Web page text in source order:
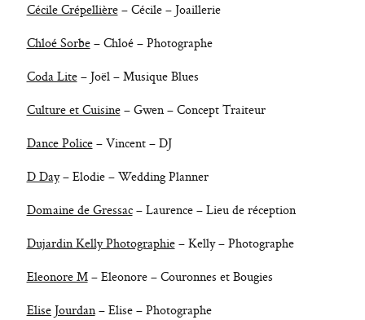
Cécile Crépellière– Cécile – Joaillerie
Chloé Sorbe– Chloé – Photographe
Coda Lite– Joël – Musique Blues
Culture et Cuisine– Gwen – Concept Traiteur
Dance Police– Vincent – DJ
D Day– Elodie – Wedding Planner
Domaine de Gressac– Laurence – Lieu de réception
Dujardin Kelly Photographie– Kelly – Photographe
Eleonore M– Eleonore – Couronnes et Bougies
Elise Jourdan– Elise – Photographe